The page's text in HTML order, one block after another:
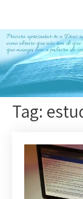
Tag: